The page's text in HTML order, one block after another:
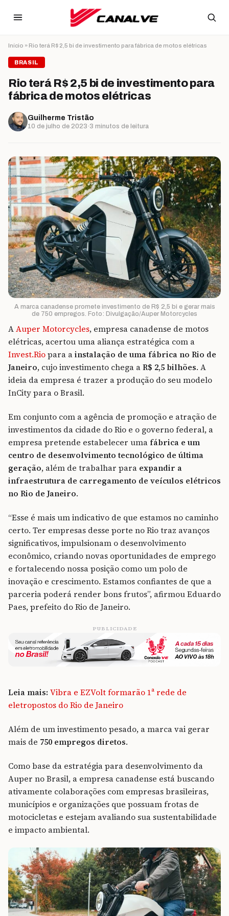
Início » Rio terá R$ 2,5 bi de investimento para fábrica de motos elétricas
BRASIL
Rio terá R$ 2,5 bi de investimento para
fábrica de motos elétricas
Guilherme Tristão
10 de julho de 2023·3 minutos de leitura
A marca canadense promete investimento de R$ 2,5 bi e gerar mais
de 750 empregos. Foto: Divulgação/Auper Motorcycles
AAuper Motorcycles, empresa canadense de motos
elétricas, acertou uma aliança estratégica com a
Invest.Riopara ainstalação de uma fábrica no Rio de
Janeiro, cujo investimento chega aR$ 2,5 bilhões. A
ideia da empresa é trazer a produção do seu modelo
InCity para o Brasil.
Em conjunto com a agência de promoção e atração de
investimentos da cidade do Rio e o governo federal, a
empresa pretende estabelecer umafábrica e um
centro de desenvolvimento tecnológico de última
geração, além de trabalhar para expandir a
infraestrutura de carregamento de veículos elétricos
no Rio de Janeiro.
“Esse é mais um indicativo de que estamos no caminho
certo. Ter empresas desse porte no Rio traz avanços
significativos, impulsionam o desenvolvimento
econômico, criando novas oportunidades de emprego
e fortalecendo nossa posição como um polo de
inovação e crescimento. Estamos confiantes de que a
parceria poderá render bons frutos”, afirmou Eduardo
Paes, prefeito do Rio de Janeiro.
PUBLICIDADE
Leia mais: Vibra e EZVolt formarão 1ª rede de
eletropostos do Rio de Janeiro
Além de um investimento pesado, a marca vai gerar
mais de 750 empregos diretos.
Como base da estratégia para desenvolvimento da
Auper no Brasil, a empresa canadense está buscando
ativamente colaborações com empresas brasileiras,
municípios e organizações que possuam frotas de
motocicletas e estejam avaliando sua sustentabilidade
e impacto ambiental.